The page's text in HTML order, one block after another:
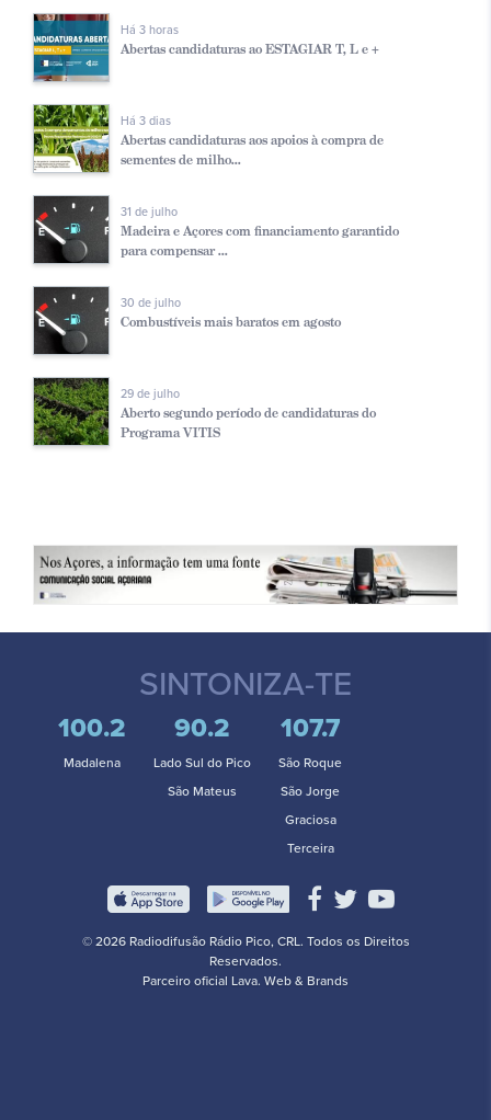
Há 3 horas
Abertas candidaturas ao ESTAGIAR T, L e +
Há 3 dias
Abertas candidaturas aos apoios à compra de
sementes de milho...
31 de julho
Madeira e Açores com financiamento garantido
para compensar ...
30 de julho
Combustíveis mais baratos em agosto
29 de julho
Aberto segundo período de candidaturas do
Programa VITIS
SINTONIZA-TE
100.2
Madalena
90.2
Lado Sul do Pico
São Mateus
107.7
São Roque
São Jorge
Graciosa
Terceira
© 2026 Radiodifusão Rádio Pico, CRL. Todos os Direitos
Reservados.
Parceiro oficial Lava. Web & Brands